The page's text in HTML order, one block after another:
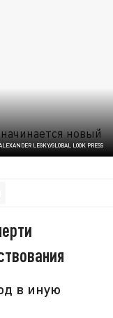
LEGKY/GLOBAL LOOK PRESS
в иную